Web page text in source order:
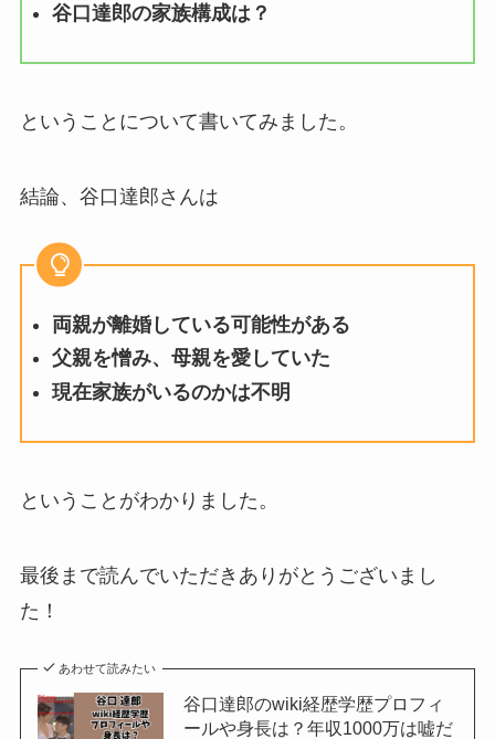
谷口達郎の家族構成は？
ということについて書いてみました。
結論、谷口達郎さんは
両親が離婚している可能性がある
父親を憎み、母親を愛していた
現在家族がいるのかは不明
ということがわかりました。
最後まで読んでいただきありがとうございまし
た！
あわせて読みたい
谷口達郎のwiki経歴学歴プロフィ
ールや身長は？年収1000万は嘘だ